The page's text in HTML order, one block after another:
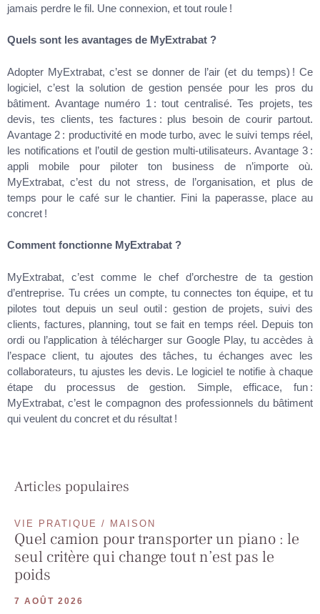
jamais perdre le fil. Une connexion, et tout roule !
Quels sont les avantages de MyExtrabat ?
Adopter MyExtrabat, c’est se donner de l’air (et du temps) ! Ce
logiciel, c’est la solution de gestion pensée pour les pros du
bâtiment. Avantage numéro 1 : tout centralisé. Tes projets, tes
devis, tes clients, tes factures : plus besoin de courir partout.
Avantage 2 : productivité en mode turbo, avec le suivi temps réel,
les notifications et l’outil de gestion multi-utilisateurs. Avantage 3 :
appli mobile pour piloter ton business de n’importe où.
MyExtrabat, c’est du not stress, de l’organisation, et plus de
temps pour le café sur le chantier. Fini la paperasse, place au
concret !
Comment fonctionne MyExtrabat ?
MyExtrabat, c’est comme le chef d’orchestre de ta gestion
d’entreprise. Tu crées un compte, tu connectes ton équipe, et tu
pilotes tout depuis un seul outil : gestion de projets, suivi des
clients, factures, planning, tout se fait en temps réel. Depuis ton
ordi ou l’application à télécharger sur Google Play, tu accèdes à
l’espace client, tu ajoutes des tâches, tu échanges avec les
collaborateurs, tu ajustes les devis. Le logiciel te notifie à chaque
étape du processus de gestion. Simple, efficace, fun :
MyExtrabat, c’est le compagnon des professionnels du bâtiment
qui veulent du concret et du résultat !
Articles populaires
VIE PRATIQUE / MAISON
Quel camion pour transporter un piano : le
seul critère qui change tout n’est pas le
poids
7 AOÛT 2026